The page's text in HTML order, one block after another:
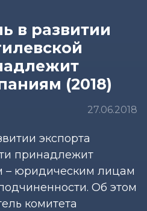
в развитии
(2018)
27.06.2018
экспорта
принадлежит
– юридическим лицам
Об этом
комитета